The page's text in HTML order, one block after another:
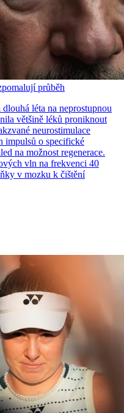
průběh
léta na neprostupnou
většině léků proniknout
neurostimulace
impulsů o specifické
na možnost regenerace.
vln na frekvenci 40
v mozku k čištění